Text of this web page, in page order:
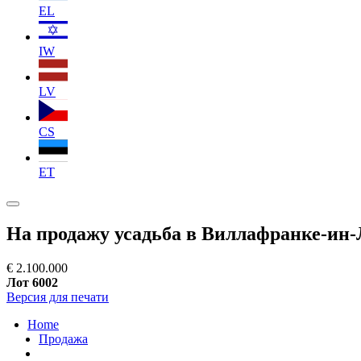
EL
IW
LV
CS
ET
На продажу усадьба в Виллафранке-
€ 2.100.000
Лот 6002
Версия для печати
Home
Продажа